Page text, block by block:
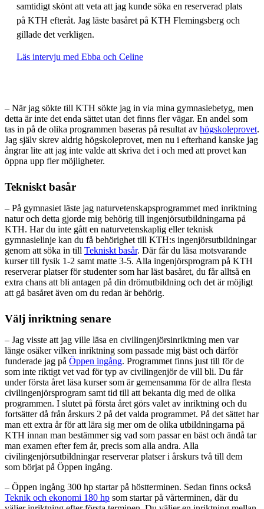
samtidigt skönt att veta att jag kunde söka en reserverad plats
på KTH efteråt. Jag läste basåret på KTH Flemingsberg och
gillade det verkligen.
Läs intervju med Ebba och Celine
– När jag sökte till KTH sökte jag in via mina gymnasiebetyg, men
detta är inte det enda sättet utan det finns fler vägar. En andel som
tas in på de olika programmen baseras på resultat av högskoleprovet.
Jag själv skrev aldrig högskoleprovet, men nu i efterhand kanske jag
ångrar lite att jag inte valde att skriva det i och med att provet kan
öppna upp fler möjligheter.
Tekniskt basår
– På gymnasiet läste jag naturvetenskapsprogrammet med inriktning
natur och detta gjorde mig behörig till ingenjörsutbildningarna på
KTH. Har du inte gått en naturvetenskaplig eller teknisk
gymnasielinje kan du få behörighet till KTH:s ingenjörsutbildningar
genom att söka in till Tekniskt basår. Där får du läsa motsvarande
kurser till fysik 1-2 samt matte 3-5. Alla ingenjörsprogram på KTH
reserverar platser för studenter som har läst basåret, du får alltså en
extra chans att bli antagen på din drömutbildning och det är möjligt
att gå basåret även om du redan är behörig.
Välj inriktning senare
– Jag visste att jag ville läsa en civilingenjörsinriktning men var
länge osäker vilken inriktning som passade mig bäst och därför
funderade jag på Öppen ingång. Programmet finns just till för de
som inte riktigt vet vad för typ av civilingenjör de vill bli. Du får
under första året läsa kurser som är gemensamma för de allra flesta
civilingenjörsprogram samt tid till att bekanta dig med de olika
programmen. I slutet på första året görs valet av inriktning och du
fortsätter då från årskurs 2 på det valda programmet. På det sättet har
man ett extra år för att lära sig mer om de olika utbildningarna på
KTH innan man bestämmer sig vad som passar en bäst och ändå tar
man examen efter fem år, precis som alla andra. Alla
civilingenjörsutbildningar reserverar platser i årskurs två till dem
som börjat på Öppen ingång.
– Öppen ingång 300 hp startar på höstterminen. Sedan finns också
Teknik och ekonomi 180 hp som startar på vårterminen, där du